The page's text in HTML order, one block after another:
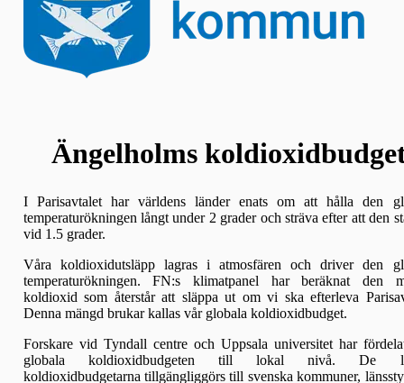
Ängelholms
I Parisavtalet har världens länder enats om att hålla den
temperaturökningen långt under 2 grader och sträva efter att den
vid 1.5 grader.
Våra koldioxidutsläpp lagras i atmosfären och driver den
temperaturökningen. FN:s klimatpanel har beräknat den
koldioxid som återstår att släppa ut om vi ska efterleva
Denna mängd brukar kallas vår globala koldioxidbudget.
Forskare vid Tyndall centre och Uppsala universitet har
globala koldioxidbudgeten till lokal nivå. De
koldioxidbudgetarna tillgängliggörs till svenska kommuner,